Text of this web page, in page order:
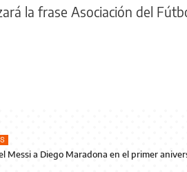
la frase Asociación del
Messi a Diego Maradona en el primer